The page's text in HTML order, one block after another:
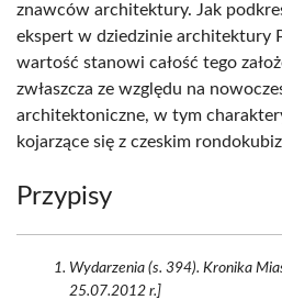
znawców architektury. Jak
ekspert w dziedzinie architektury
wartość stanowi całość tego
zwłaszcza ze względu na
architektoniczne, w tym
kojarzące się z czeskim
Przypisy
Wydarzenia (s. 394). Kronika
25.07.2012 r.]